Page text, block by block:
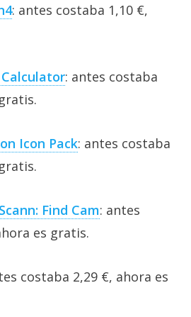
: antes costaba 1,10 €,
: antes costaba
Icon Pack: antes costaba
Find Cam: antes
es gratis.
costaba 2,29 €, ahora es